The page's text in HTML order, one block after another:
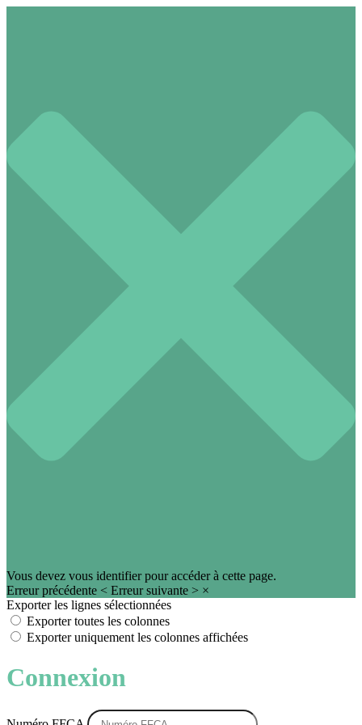
Vous devez vous identifier pour accéder à cette page.
Erreur précédente < Erreur suivante > ×
Exporter les lignes sélectionnées
Exporter toutes les colonnes
Exporter uniquement les colonnes affichées
Connexion